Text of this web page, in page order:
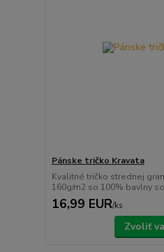
Pánske tričko Kravata
Kvalitné tričko strednej
160g/m2 so 100% bavlny
16,99 EUR/ks
Zvoliť